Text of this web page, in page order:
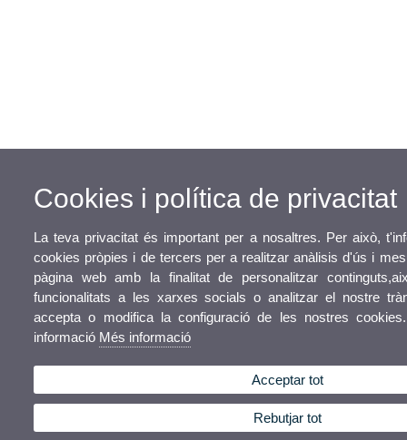
Cookies i política de privacitat
La teva privacitat és important per a nosaltres. Per això,
cookies pròpies i de tercers per a realitzar anàlisis d'ús i
pàgina web amb la finalitat de personalitzar
funcionalitats a les xarxes socials o analitzar el nostre
accepta o modifica la configuració de les nostres
informació Més informació
Acceptar tot
Rebutjar tot